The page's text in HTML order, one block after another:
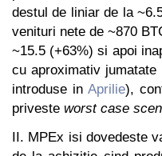
destul de liniar de la
venituri nete de ~870
~15.5 (+63%) si apoi
cu aproximativ
introduse in Aprilie),
priveste worst case
II. MPEx isi dovedeste